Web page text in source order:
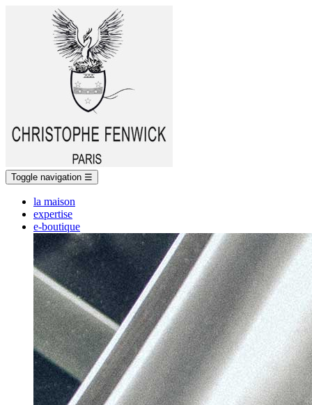
Toggle navigation ☰
la maison
expertise
e-boutique